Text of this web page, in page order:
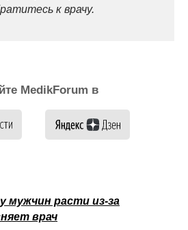
к врачу.
MedikForum в
мужчин расти из-за
врач